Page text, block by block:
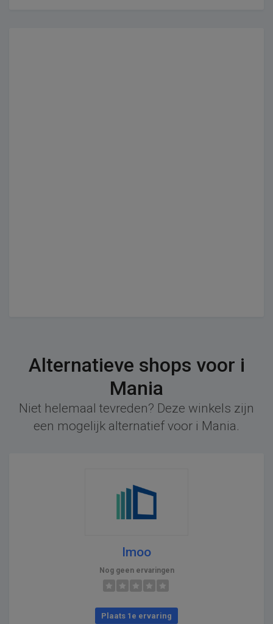
Alternatieve shops voor i
Mania
Niet helemaal tevreden? Deze winkels zijn
een mogelijk alternatief voor i Mania.
Imoo
Nog geen ervaringen
Plaats 1e ervaring